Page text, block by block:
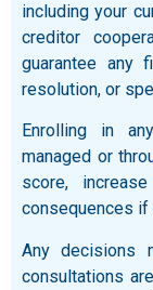
including your
creditor
guarantee any
resolution, or
Enrolling in
managed or
score,
consequences if
Any decisions
consultations